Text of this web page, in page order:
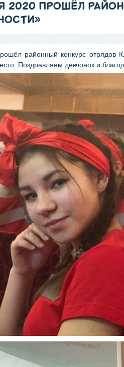
2020 ПРОШЁЛ
районный конкурс отрядов
Поздравляем девчонок и